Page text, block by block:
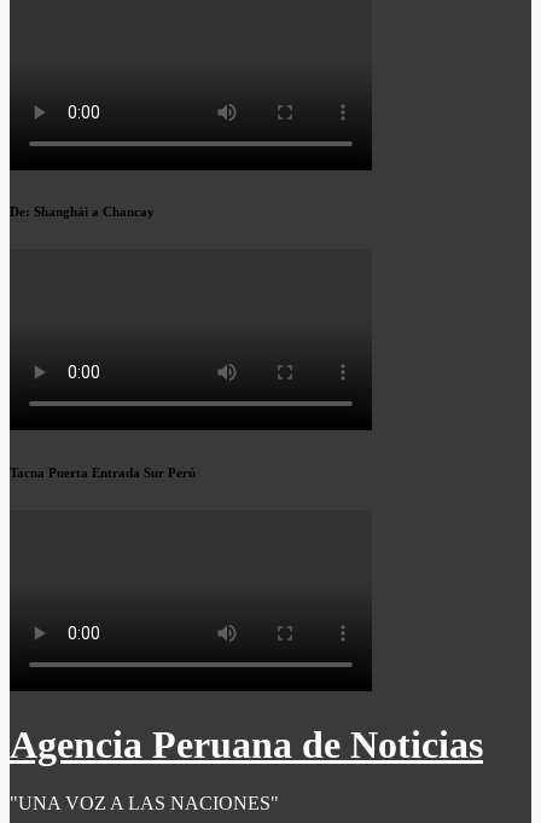
De: Shanghái a Chancay
Tacna Puerta Entrada Sur Perú
Agencia Peruana de Noticias
"UNA VOZ A LAS NACIONES"